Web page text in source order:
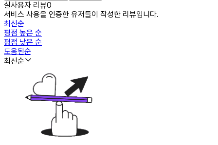
실사용자 리뷰0
서비스 사용을 인증한 유저들이 작성한 리뷰입니다.
최신순
평점 높은 순
평점 낮은 순
도움된순
최신순